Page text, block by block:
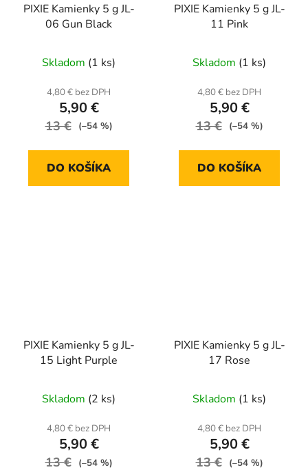
PIXIE Kamienky 5 g JL-
06 Gun Black
Skladom (1 ks)
4,80 € bez DPH
5,90 €
13 € (–54 %)
DO KOŠÍKA
PIXIE Kamienky 5 g JL-
11 Pink
Skladom (1 ks)
4,80 € bez DPH
5,90 €
13 € (–54 %)
DO KOŠÍKA
PIXIE Kamienky 5 g JL-
15 Light Purple
Skladom (2 ks)
4,80 € bez DPH
5,90 €
13 € (–54 %)
PIXIE Kamienky 5 g JL-
17 Rose
Skladom (1 ks)
4,80 € bez DPH
5,90 €
13 € (–54 %)